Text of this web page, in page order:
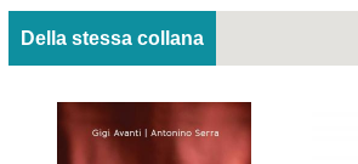
Della stessa collana